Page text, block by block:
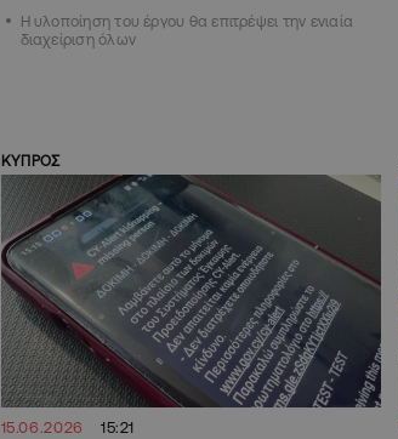
Η υλοποίηση του έργου θα επιτρέψει την ενιαία
διαχείριση όλων
ΚΥΠΡΟΣ
15.06.2026 15:21